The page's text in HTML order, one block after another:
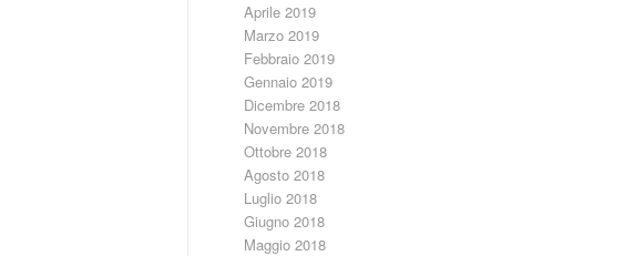
Aprile 2019
Marzo 2019
Febbraio 2019
Gennaio 2019
Dicembre 2018
Novembre 2018
Ottobre 2018
Agosto 2018
Luglio 2018
Giugno 2018
Maggio 2018